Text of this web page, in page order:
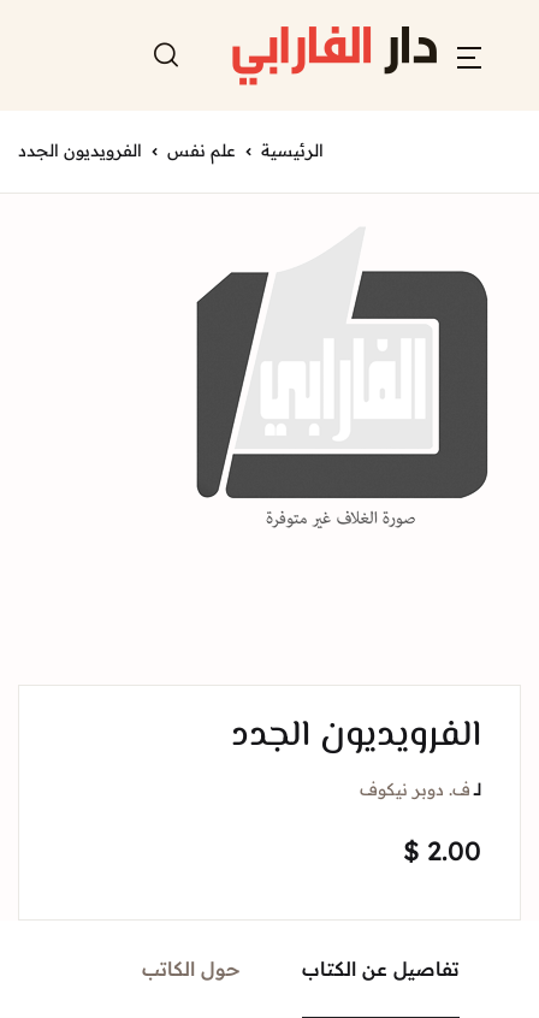
الرئيسية علم نفس الفرويديون الجدد
الفرويديون الجدد
لــ ف. دوبر نيكوف
$ 2.00
تفاصيل عن الكتاب حول الكاتب